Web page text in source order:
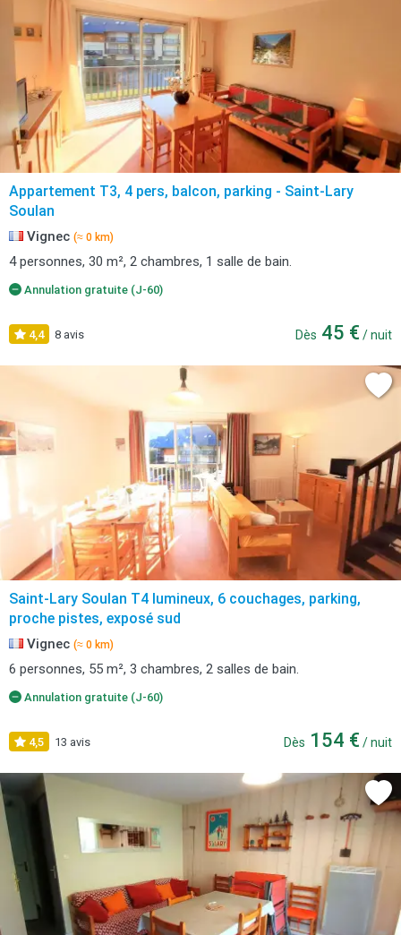
Appartement T3, 4 pers, balcon, parking - Saint-Lary
Soulan
Vignec (≈ 0 km)
4 personnes, 30 m², 2 chambres, 1 salle de bain.
Annulation gratuite (J-60)
4,4 8 avis Dès 45 € / nuit
Saint-Lary Soulan T4 lumineux, 6 couchages, parking,
proche pistes, exposé sud
Vignec (≈ 0 km)
6 personnes, 55 m², 3 chambres, 2 salles de bain.
Annulation gratuite (J-60)
4,5 13 avis Dès 154 € / nuit